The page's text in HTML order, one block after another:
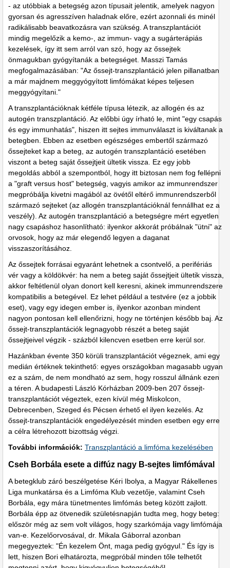
- az utóbbiak a betegség azon típusait jelentik, amelyek nagyon
gyorsan és agresszíven haladnak előre, ezért azonnali és minél
radikálisabb beavatkozásra van szükség. A transzplantációt
mindig megelőzik a kemo-, az immun- vagy a sugárterápiás
kezelések, így itt sem arról van szó, hogy az őssejtek
önmagukban gyógyítanák a betegséget. Masszi Tamás
megfogalmazásában: "Az őssejt-transzplantáció jelen pillanatban
a már majdnem meggyógyított limfómákat képes teljesen
meggyógyítani."
A transzplantációknak kétféle típusa létezik, az allogén és az
autogén transzplantáció. Az előbbi úgy írható le, mint "egy csapás
és egy immunhatás", hiszen itt sejtes immunválaszt is kiváltanak a
betegben. Ebben az esetben egészséges embertől származó
őssejteket kap a beteg, az autogén transzplantáció esetében
viszont a beteg saját őssejtjeit ültetik vissza. Ez egy jobb
megoldás abból a szempontból, hogy itt biztosan nem fog fellépni
a "graft versus host" betegség, vagyis amikor az immunrendszer
megpróbálja kivetni magából az övétől eltérő immunrendszerből
származó sejteket (az allogén transzplantációknál fennállhat ez a
veszély). Az autogén transzplantáció a betegségre mért egyetlen
nagy csapáshoz hasonlítható: ilyenkor akkorát próbálnak "ütni" az
orvosok, hogy az már elegendő legyen a daganat
visszaszorításához.
Az őssejtek forrásai egyaránt lehetnek a csontvelő, a perifériás
vér vagy a köldökvér: ha nem a beteg saját őssejtjeit ültetik vissza,
akkor feltétlenül olyan donort kell keresni, akinek immunrendszere
kompatibilis a betegével. Ez lehet például a testvére (ez a jobbik
eset), vagy egy idegen ember is, ilyenkor azonban mindent
nagyon pontosan kell ellenőrizni, hogy ne történjen később baj. Az
őssejt-transzplantációk legnagyobb részét a beteg saját
őssejtjeivel végzik - százból kilencven esetben erre kerül sor.
Hazánkban évente 350 körüli transzplantációt végeznek, ami egy
medián értéknek tekinthető: egyes országokban magasabb ugyan
ez a szám, de nem mondható az sem, hogy rosszul állnánk ezen
a téren. A budapesti László Kórházban 2009-ben 207 őssejt-
transzplantációt végeztek, ezen kívül még Miskolcon,
Debrecenben, Szeged és Pécsen érhető el ilyen kezelés. Az
őssejt-transzplantációk engedélyezését minden esetben egy erre
a célra létrehozott bizottság végzi.
További információk: Transzplantáció a limfóma kezelésében
Cseh Borbála esete a diffúz nagy B-sejtes limfómával
A betegklub záró beszélgetése Kéri Ibolya, a Magyar Rákellenes
Liga munkatársa és a Limfóma Klub vezetője, valamint Cseh
Borbála, egy mára tünetmentes limfómás beteg között zajlott.
Borbála épp az ötvenedik születésnapján tudta meg, hogy beteg:
először még az sem volt világos, hogy szarkómája vagy limfómája
van-e. Kezelőorvosával, dr. Mikala Gáborral azonban
megegyeztek: "Én kezelem Önt, maga pedig gyógyul." És így is
lett, hiszen Bori elhatározta, megpróbál minden tőle telhetőt